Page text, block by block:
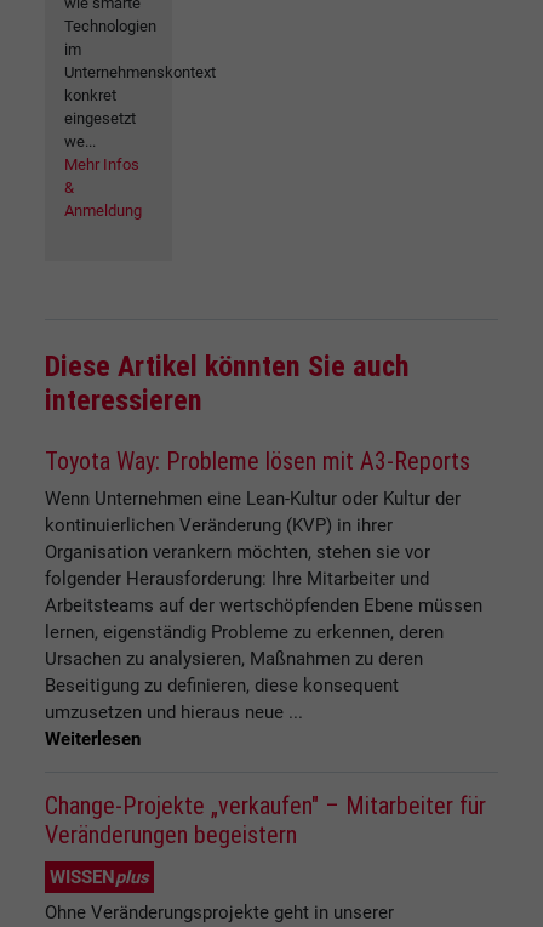
Technologien
im
Unternehmenskontext
konkret
eingesetzt
we...
Mehr Infos
&
Anmeldung
Diese Artikel könnten Sie auch
interessieren
Toyota Way: Probleme lösen mit A3-Reports
Wenn Unternehmen eine Lean-Kultur oder Kultur der
kontinuierlichen Veränderung (KVP) in ihrer
Organisation verankern möchten, stehen sie vor
folgender Herausforderung: Ihre Mitarbeiter und
Arbeitsteams auf der wertschöpfenden Ebene müssen
lernen, eigenständig Probleme zu erkennen, deren
Ursachen zu analysieren, Maßnahmen zu deren
Beseitigung zu definieren, diese konsequent
umzusetzen und hieraus neue ...
Weiterlesen
Change-Projekte „verkaufen" – Mitarbeiter für
Veränderungen begeistern
WISSENplus
Ohne Veränderungsprojekte geht in unserer